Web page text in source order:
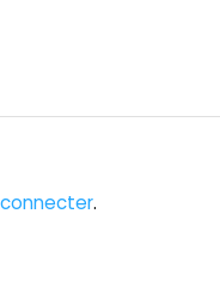
connecter.